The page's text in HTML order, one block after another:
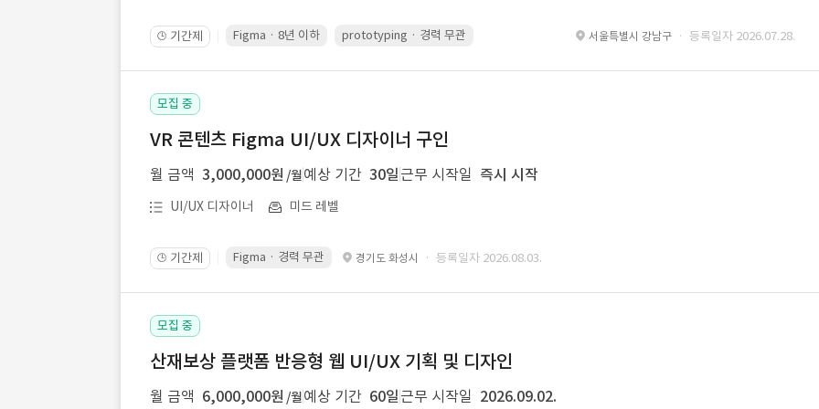
🕒 기간제 Figma · 8년 이하 prototyping · 경력 무관 led 화면 대응 · 경력 무관 Motiongraphic · 경력 무관
서울특별시 강남구 · 등록일자 2026.07.28.
모집 중
VR 콘텐츠 Figma UI/UX 디자이너 구인
월 금액 3,000,000원 /월예상 기간 30일 근무 시작일 즉시 시작
UI/UX 디자이너 미드 레벨
🕒 기간제 Figma · 경력 무관 경기도 화성시 · 등록일자 2026.08.03.
모집 중
산재보상 플랫폼 반응형 웹 UI/UX 기획 및 디자인
월 금액 6,000,000원 /월예상 기간 60일 근무 시작일 2026.09.02.